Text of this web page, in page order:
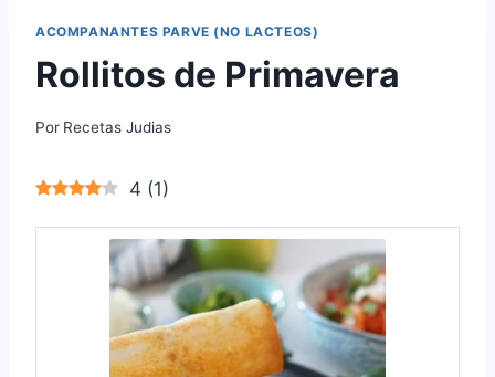
ACOMPANANTES PARVE (NO LACTEOS)
Rollitos de Primavera
Por Recetas Judias
4 (1)